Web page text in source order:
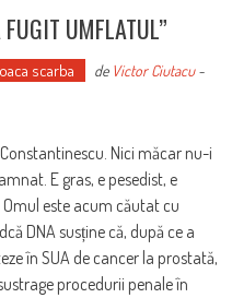
UMFLATUL”
scarba de Victor Ciutacu-
Nici măcar nu-i
E gras, e pesedist, e
este acum căutat cu
DNA susține că, după ce a
în SUA de cancer la prostată,
procedurii penale în